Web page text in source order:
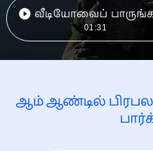
வீடியோவைப்
01:31
ஆம் ஆண்டில்